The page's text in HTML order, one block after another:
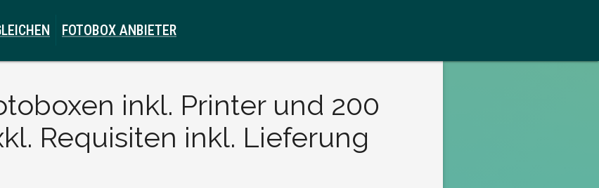
FOTOBOX ANBIETER
inkl. Printer und 200
Requisiten inkl. Lieferung